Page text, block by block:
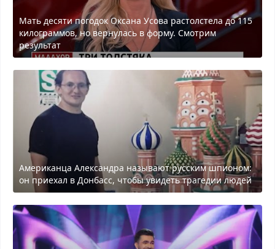
Мать десяти погодок Оксана Усова растолстела до 115
килограммов, но вернулась в форму. Смотрим
результат
Американца Александра называют русским шпионом:
он приехал в Донбасс, чтобы увидеть трагедии людей